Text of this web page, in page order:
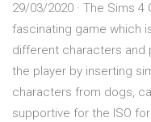
29/03/2020 · The Sims
fascinating game which
different characters and
the player by inserting
characters from dogs,
supportive for the ISO